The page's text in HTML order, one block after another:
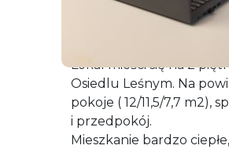
Biała Posesja
bardzo funkcjonalne
Lokal mieści się na 2
Osiedlu Leśnym. Na
pokoje ( 12/11,5/7,7 m2),
i przedpokój.
Mieszkanie bardzo